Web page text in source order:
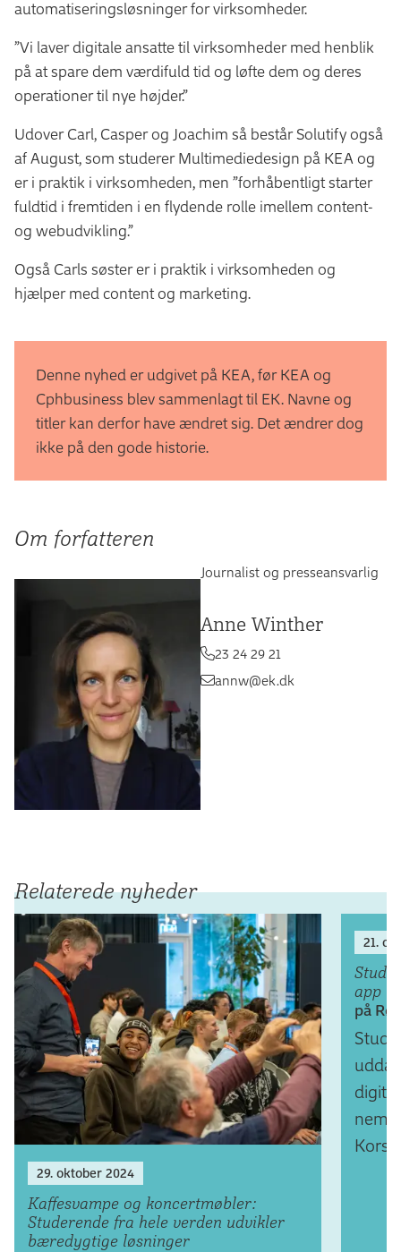
automatiseringsløsninger for virksomheder.
”Vi laver digitale ansatte til virksomheder med henblik
på at spare dem værdifuld tid og løfte dem og deres
operationer til nye højder.”
Udover Carl, Casper og Joachim så består Solutify også
af August, som studerer Multimediedesign på KEA og
er i praktik i virksomheden, men ”forhåbentligt starter
fuldtid i fremtiden i en flydende rolle imellem content-
og webudvikling.”
Også Carls søster er i praktik i virksomheden og
hjælper med content og marketing.
Denne nyhed er udgivet på KEA, før KEA og
Cphbusiness blev sammenlagt til EK. Navne og
titler kan derfor have ændret sig. Det ændrer dog
ikke på den gode historie.
Om forfatteren
Journalist og presseansvarlig
Anne Winther
23 24 29 21
annw@ek.dk
Relaterede nyheder
29. oktober 2024
Kaffesvampe og koncertmøbler:
Studerende fra hele verden udvikler
bæredygtige løsninger
21.
app
på